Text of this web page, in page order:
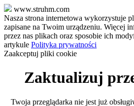
www.struhm.com
Nasza strona internetowa wykorzystuje
zapisane na Twoim urządzeniu. Więcej
przez nas plikach oraz sposobie ich
artykule Polityka prywatności
Zaakceptuj pliki cookie
Zaktualizuj
Twoja przeglądarka nie jest już